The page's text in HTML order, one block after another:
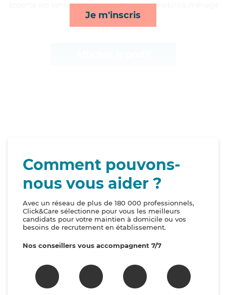
Je m'inscris
apporte ses services de courses/livraison, mobilité, ménage
et transports*
Comment pouvons-
nous vous aider ?
Avec un réseau de plus de 180 000 professionnels,
Click&Care sélectionne pour vous les meilleurs
candidats pour votre maintien à domicile ou vos
besoins de recrutement en établissement.
Nos conseillers vous accompagnent 7/7